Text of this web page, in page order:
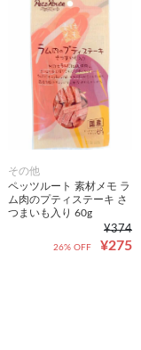
その他
ペッツルート 素材メモ ラ
ム肉のプティステーキ さ
つまいも入り 60g
¥374
¥275
26% OFF